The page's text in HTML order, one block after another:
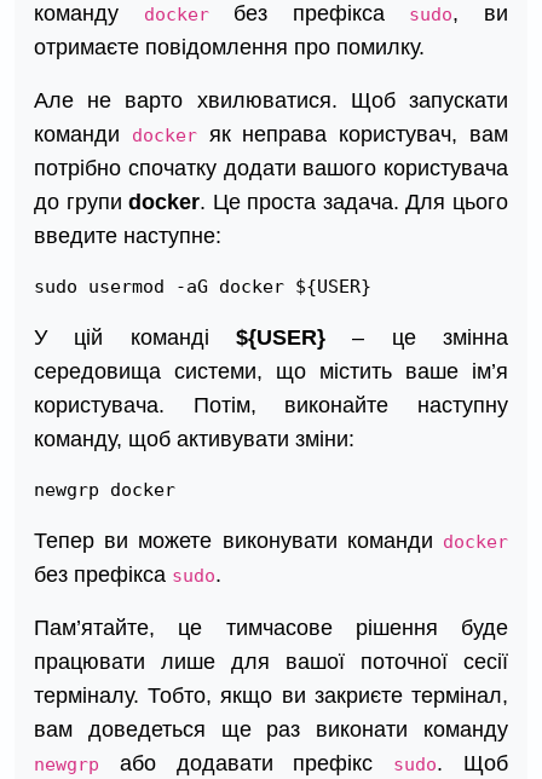
команду
dockerбез префікса sudo, ви
отримаєте повідомлення про помилку.
Але не варто хвилюватися. Щоб запускати
команди
dockerяк неправа користувач, вам
потрібно спочатку додати вашого користувача
до групиdocker. Це проста задача. Для цього
введите наступне:
sudo usermod -aG docker ${USER}
У цій команді ${USER} – це змінна
середовища системи, що містить ваше ім’я
користувача. Потім, виконайте наступну
команду, щоб активувати зміни:
newgrp docker
Тепер ви можете виконувати команди docker
без префікса sudo.
Пам’ятайте, це тимчасове рішення буде
працювати лише для вашої поточної сесії
терміналу. Тобто, якщо ви закриєте термінал,
вам доведеться ще раз виконати команду
newgrp або додавати префікс sudo. Щоб